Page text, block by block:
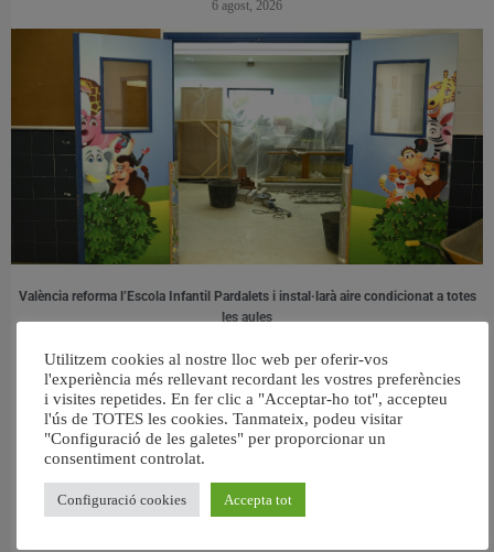
6 agost, 2026
València reforma l’Escola Infantil Pardalets i instal·larà aire condicionat a totes
les aules
Utilitzem cookies al nostre lloc web per oferir-vos
l'experiència més rellevant recordant les vostres preferències
i visites repetides. En fer clic a "Acceptar-ho tot", accepteu
l'ús de TOTES les cookies. Tanmateix, podeu visitar
"Configuració de les galetes" per proporcionar un
consentiment controlat.
Configuració cookies Accepta tot